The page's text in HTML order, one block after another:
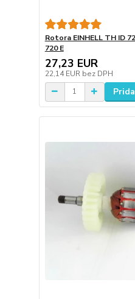
Rotora EINHELL TH ID
720 E
27,23 EUR
22,14 EUR bez DPH